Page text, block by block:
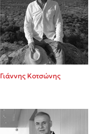
Γιάννης Κοτσώνης